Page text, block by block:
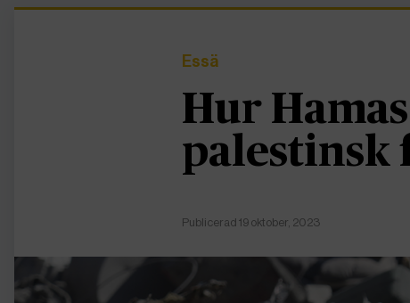
Essä
Hur
palestinsk
Publicerad 19 oktober, 2023